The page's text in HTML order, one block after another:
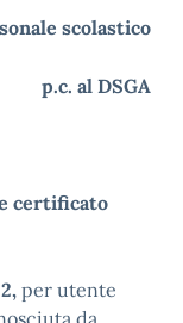
scolastico
p.c. al DSGA
certificato
per utente
da